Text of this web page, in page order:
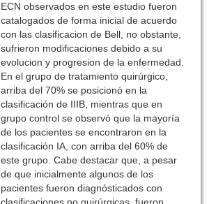
ECN observados en este estudio fueron
catalogados de forma inicial de acuerdo
con las clasificacion de Bell, no obstante,
sufrieron modificaciones debido a su
evolucion y progresion de la enfermedad.
En el grupo de tratamiento quirúrgico,
arriba del 70% se posicionó en la
clasificación de IIIB, mientras que en
grupo control se observó que la mayoría
de los pacientes se encontraron en la
clasificación IA, con arriba del 60% de
este grupo. Cabe destacar que, a pesar
de que inicialmente algunos de los
pacientes fueron diagnósticados con